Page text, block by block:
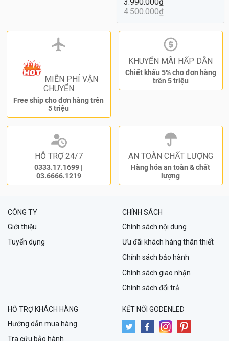
4.500.000₫
MIỄN PHÍ VẬN
CHUYỂN
Free ship cho đơn hàng trên
5 triệu
KHUYẾN MÃI HẤP DẪN
Chiết khấu 5% cho đơn hàng
trên 5 triệu
HỖ TRỢ 24/7
0333.17.1699 |
03.6666.1219
AN TOÀN CHẤT LƯỢNG
Hàng hóa an toàn & chất
lượng
CÔNG TY
Giới thiệu
Tuyển dụng
CHÍNH SÁCH
Chính sách nội dung
Ưu đãi khách hàng thân thiết
Chính sách bảo hành
Chính sách giao nhận
Chính sách đổi trả
HỖ TRỢ KHÁCH HÀNG
Hướng dẫn mua hàng
Tra cứu bảo hành
KẾT NỐI GODENLED